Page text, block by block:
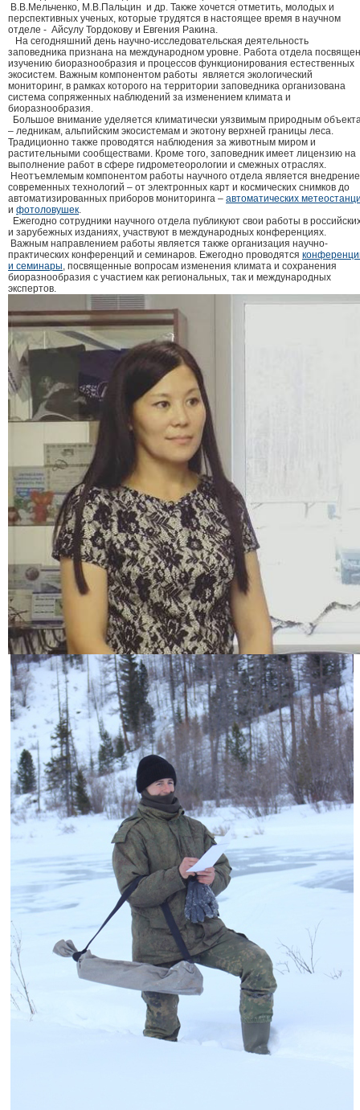
В.В.Мельченко, М.В.Пальцин и др. Также хочется отметить, молодых и
перспективных ученых, которые трудятся в настоящее время в научном
отделе - Айсулу Тордокову и Евгения Ракина.
На сегодняшний день научно-исследовательская деятельность
заповедника признана на международном уровне. Работа отдела
изучению биоразнообразия и процессов функционирования естественных
экосистем. Важным компонентом работы является экологический
мониторинг, в рамках которого на территории заповедника организована
система сопряженных наблюдений за изменением климата и
биоразнообразия.
Большое внимание уделяется климатически уязвимым природным
– ледникам, альпийским экосистемам и экотону верхней границы леса.
Традиционно также проводятся наблюдения за животным миром и
растительными сообществами. Кроме того, заповедник имеет лицензию на
выполнение работ в сфере гидрометеорологии и смежных отраслях.
Неотъемлемым компонентом работы научного отдела является внедрение
современных технологий – от электронных карт и космических снимков до
автоматизированных приборов мониторинга – автоматических
и фотоловушек.
Ежегодно сотрудники научного отдела публикуют свои работы в
и зарубежных изданиях, участвуют в международных конференциях.
Важным направлением работы является также организация научно-
практических конференций и семинаров. Ежегодно проводятся
и семинары, посвященные вопросам изменения климата и сохранения
биоразнообразия с участием как региональных, так и международных
экспертов.